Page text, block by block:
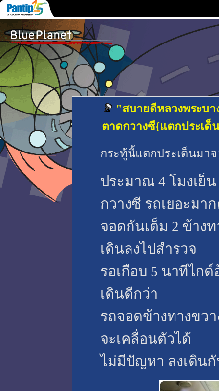
"สบายดีหลวงพระบ
ตาดกวางซี{แตกประเด็
กระทู้นี้แตกประเด็นมา
ประมาณ 4 โมงเย็
กวางซี รถเยอะมา
จอดกันเต็ม 2 ข้าง
เดินลงไปสำรวจ
รอเกือบ 5 นาทีไก
เดินดีกว่า
รถจอดข้างทางขว
จะเคลื่อนตัวได้
ไม่มีปัญหา ลงเดินกั